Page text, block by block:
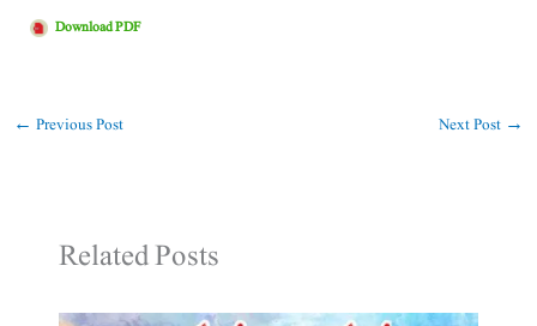
Download PDF
← Previous Post Next Post →
Related Posts